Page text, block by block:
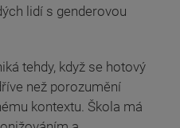
lidí s genderovou
tehdy, když se hotový
než porozumění
kontextu. Škola má